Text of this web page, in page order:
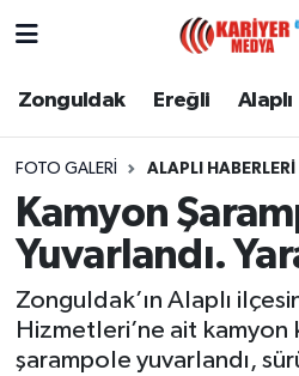
Zonguldak Ereğli Alaplı
FOTO GALERI ALAPLI HABERLERI
Kamyon
Yuvarlandı.
Zonguldak’ın Alaplı
Hizmetleri’ne ait
şarampole yuvarlandı,
Zonguldak
Alaplı
Kozlu
Kilimli
Zonguldak Nöbetçi
Zonguldak Namaz
Zonguldak Trafik
Puan Durumu ve Fikstür